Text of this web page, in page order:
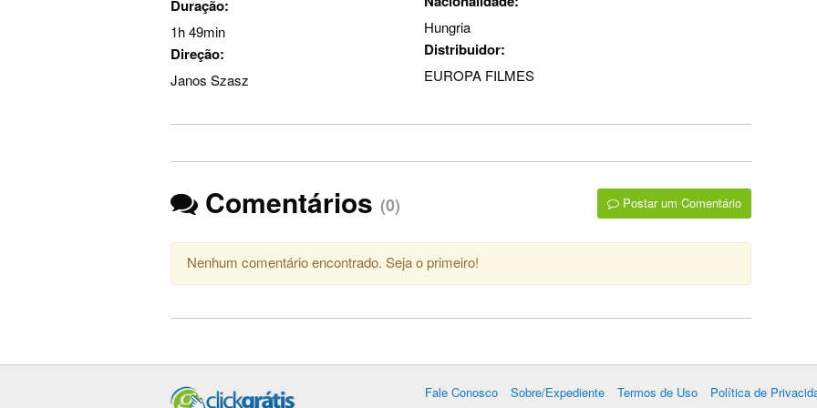
Duração:
1h 49min
Direção:
Janos Szasz
Hungria
Distribuidor:
EUROPA FILMES
Comentários (0) Postar um Comentário
Nenhum comentário encontrado. Seja o primeiro!
Fale Conosco Sobre/Expediente Termos de Uso Política de